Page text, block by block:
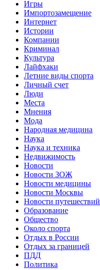
Игры
Импортозамещение
Интернет
Истории
Компании
Криминал
Культура
Лайфхаки
Летние виды спорта
Личный счет
Люди
Места
Мнения
Мода
Народная медицина
Наука
Наука и техника
Недвижимость
Новости
Новости ЗОЖ
Новости медицины
Новости Москвы
Новости путешествий
Образование
Общество
Около спорта
Отдых в России
Отдых за границей
ПДД
Политика